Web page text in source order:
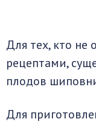
Для тех, кто не
рецептами,
плодов
Для